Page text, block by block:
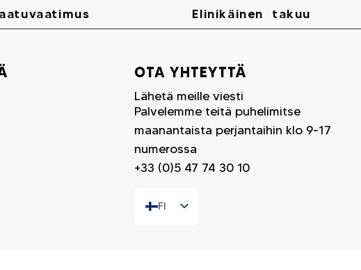
Elinikäinen takuu
OTA YHTEYTTÄ
Lähetä meille viesti
Palvelemme teitä puhelimitse
maanantaista perjantaihin klo 9-17
numerossa
+33 (0)5 47 74 30 10
FI